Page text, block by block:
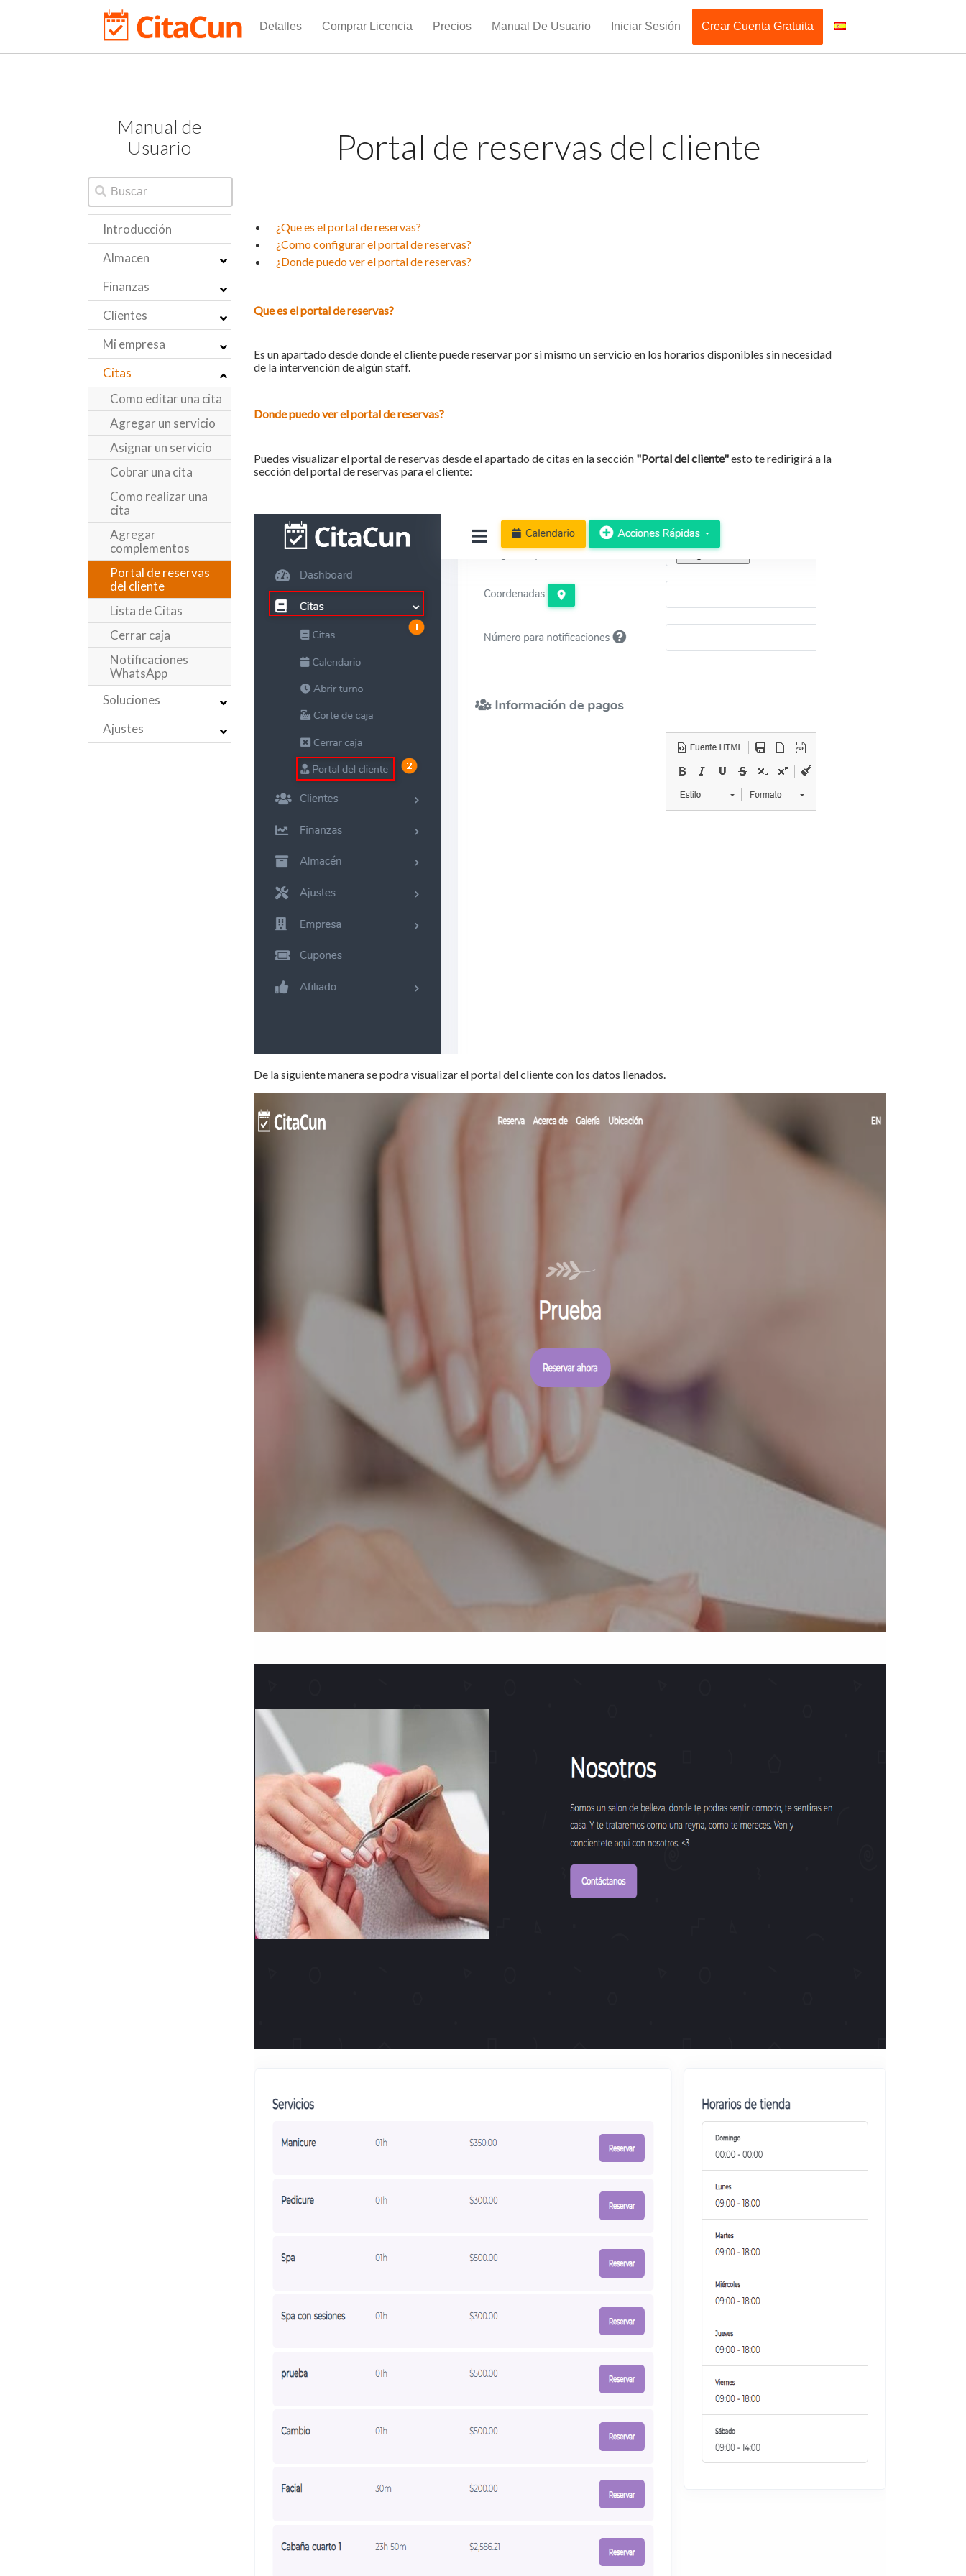
Detalles Comprar Licencia Precios Manual De Usuario Iniciar Sesión Crear Cuenta Gratuita
Manual de
Usuario
Introducción
Almacen
Finanzas
Clientes
Mi empresa
Citas
Como editar una cita
Agregar un servicio
Asignar un servicio
Cobrar una cita
Como realizar una
cita
Agregar
complementos
Portal de reservas
del cliente
Lista de Citas
Cerrar caja
Notificaciones
WhatsApp
Soluciones
Ajustes
Portal de reservas del cliente
¿Que es el portal de reservas?
¿Como configurar el portal de reservas?
¿Donde puedo ver el portal de reservas?
Que es el portal de reservas?
Es un apartado desde donde el cliente puede reservar por si mismo un servicio en los horarios disponibles sin necesidad
de la intervención de algún staff.
Donde puedo ver el portal de reservas?
Puedes visualizar el portal de reservas desde el apartado de citas en la sección "Portal del cliente"esto te redirigirá a la
sección del portal de reservas para el cliente:
De la siguiente manera se podra visualizar el portal del cliente con los datos llenados.